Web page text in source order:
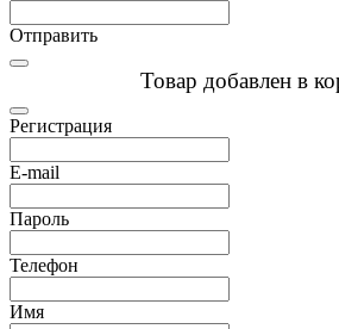
Отправить
Товар добавлен в
Регистрация
E-mail
Пароль
Телефон
Имя